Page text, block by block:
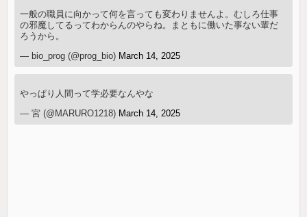
一般の職員に向かって何を言っても変わりませんよ。むしろ仕事
の邪魔してるってわからんのやらね。まともに働いた事ない輩だ
ろうから。
— bio_prog (@prog_bio) March 14, 2025
やっぱり人間って学必要なんやな
— 宮 (@MARURO1218) March 14, 2025